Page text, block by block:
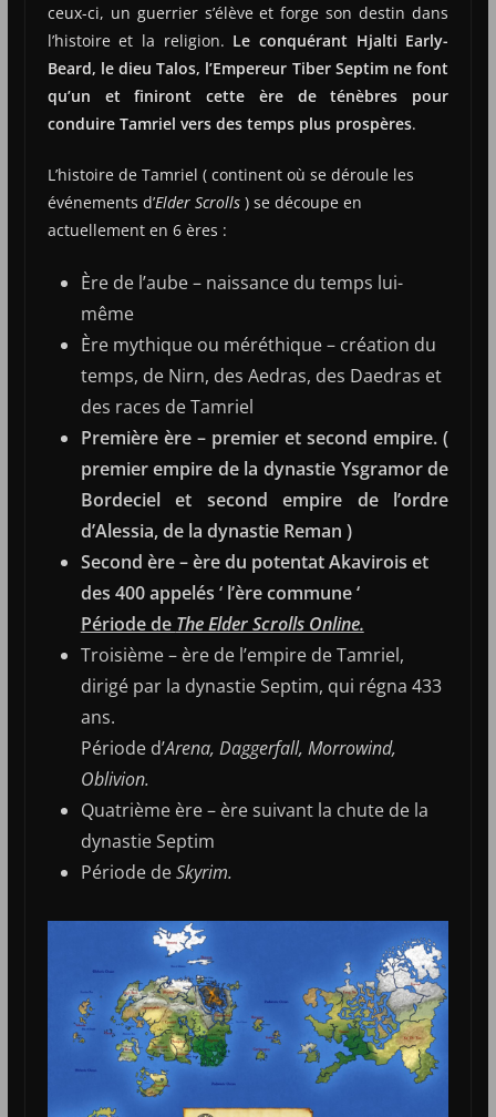
ceux-ci, un guerrier s’élève et forge son destin dans
l’histoire et la religion. Le conquérant Hjalti Early-
Beard, le dieu Talos, l’Empereur Tiber Septim ne font
qu’un et finiront cette ère de ténèbres pour
conduire Tamriel vers des temps plus prospères.
L’histoire de Tamriel ( continent où se déroule les
événements d’Elder Scrolls ) se découpe en
actuellement en 6 ères :
Ère de l’aube – naissance du temps lui-
même
Ère mythique ou méréthique – création du
temps, de Nirn, des Aedras, des Daedras et
des races de Tamriel
Première ère – premier et second empire. (
premier empire de la dynastie Ysgramor de
Bordeciel et second empire de l’ordre
d’Alessia, de la dynastie Reman )
Second ère – ère du potentat Akavirois et
des 400 appelés ‘ l’ère commune ‘
Période de The Elder Scrolls Online.
Troisième – ère de l’empire de Tamriel,
dirigé par la dynastie Septim, qui régna 433
ans.
Période d’Arena, Daggerfall, Morrowind,
Oblivion.
Quatrième ère – ère suivant la chute de la
dynastie Septim
Période deSkyrim.